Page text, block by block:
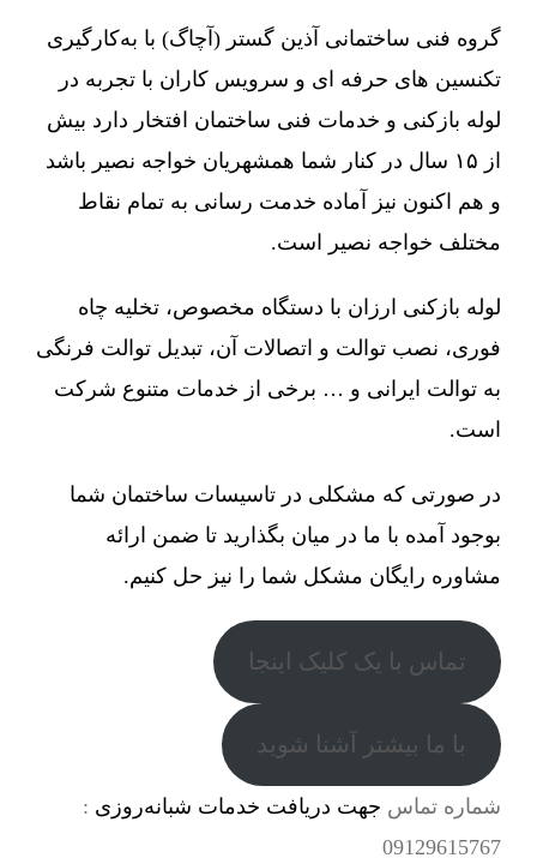
گروه فنی ساختمانی آذین گستر (آچاگ) با به‌کارگیری
تکنسین های حرفه ای و سرویس کاران با تجربه در
لوله بازکنی و خدمات فنی ساختمان افتخار دارد بیش
از ۱۵ سال در کنار شما همشهریان خواجه نصیر باشد
و هم اکنون نیز آماده خدمت رسانی به تمام نقاط
مختلف خواجه نصیر است.
لوله بازکنی ارزان با دستگاه مخصوص، تخلیه چاه
فوری، نصب توالت و اتصالات آن، تبدیل توالت فرنگی
به توالت ایرانی و … برخی از خدمات متنوع شرکت
است.
در صورتی که مشکلی در تاسیسات ساختمان شما
بوجود آمده با ما در میان بگذارید تا ضمن ارائه
مشاوره رایگان مشکل شما را نیز حل کنیم.
تماس با یک کلیک اینجا
با ما بیشتر آشنا شوید
شماره تماس جهت دریافت خدمات شبانه‌روزی :
09129615767